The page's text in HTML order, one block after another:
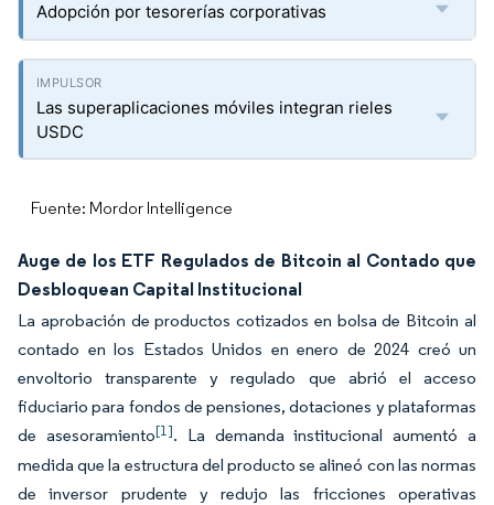
Adopción por tesorerías corporativas
Las superaplicaciones móviles integran rieles
USDC
Fuente: Mordor Intelligence
Auge de los ETF Regulados de Bitcoin al Contado que
Desbloquean Capital Institucional
La aprobación de productos cotizados en bolsa de Bitcoin al
contado en los Estados Unidos en enero de 2024 creó un
envoltorio transparente y regulado que abrió el acceso
fiduciario para fondos de pensiones, dotaciones y plataformas
de asesoramiento[1]. La demanda institucional aumentó a
medida que la estructura del producto se alineó con las normas
de inversor prudente y redujo las fricciones operativas